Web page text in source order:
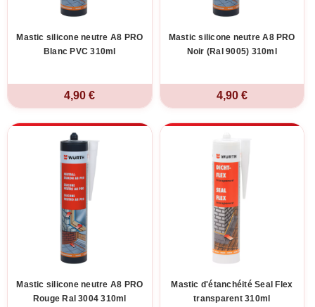
Mastic silicone neutre A8 PRO
Blanc PVC 310ml
4,90 €
Mastic silicone neutre A8 PRO
Noir (Ral 9005) 310ml
4,90 €
Mastic silicone neutre A8 PRO
Rouge Ral 3004 310ml
Mastic d'étanchéité Seal Flex
transparent 310ml